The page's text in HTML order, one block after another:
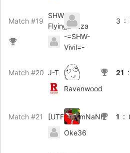
Match #19
SHW-
Flying_Pizza
3 :
-=SHW-
Vivil=-
Match #20 J-T 21
Ravenwood
Match #21 [UTFC]KemNaNh 1 :
Oke36